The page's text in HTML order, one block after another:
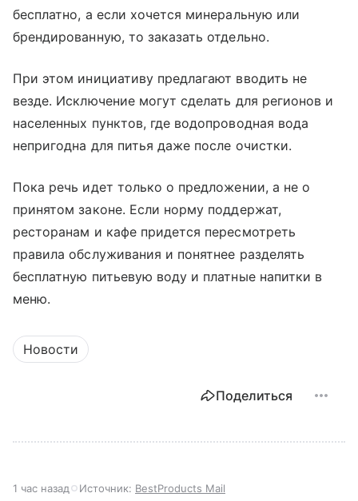
бесплатно, а если хочется минеральную или
брендированную, то заказать отдельно.
При этом инициативу предлагают вводить не
везде. Исключение могут сделать для регионов и
населенных пунктов, где водопроводная вода
непригодна для питья даже после очистки.
Пока речь идет только о предложении, а не о
принятом законе. Если норму поддержат,
ресторанам и кафе придется пересмотреть
правила обслуживания и понятнее разделять
бесплатную питьевую воду и платные напитки в
меню.
Новости
Поделиться
1 час назад Источник: BestProducts Mail